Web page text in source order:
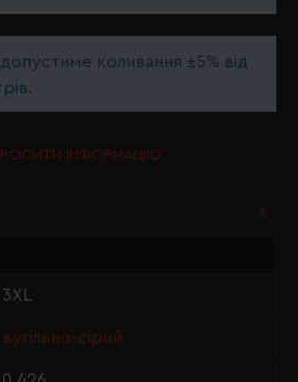
коливання ±5% від
ІНФОРМАЦІЮ
3XL
вугільно-сірий